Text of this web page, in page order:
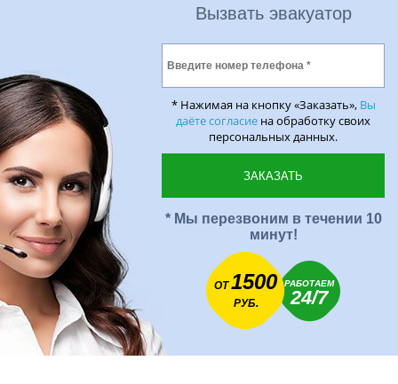
Вызвать эвакуатор
* Нажимая на кнопку «Заказать», Вы
даёте согласие на обработку своих
персональных данных.
* Мы перезвоним в течении 10
минут!
ОТ1500
РУБ.
РАБОТАЕМ
24/7